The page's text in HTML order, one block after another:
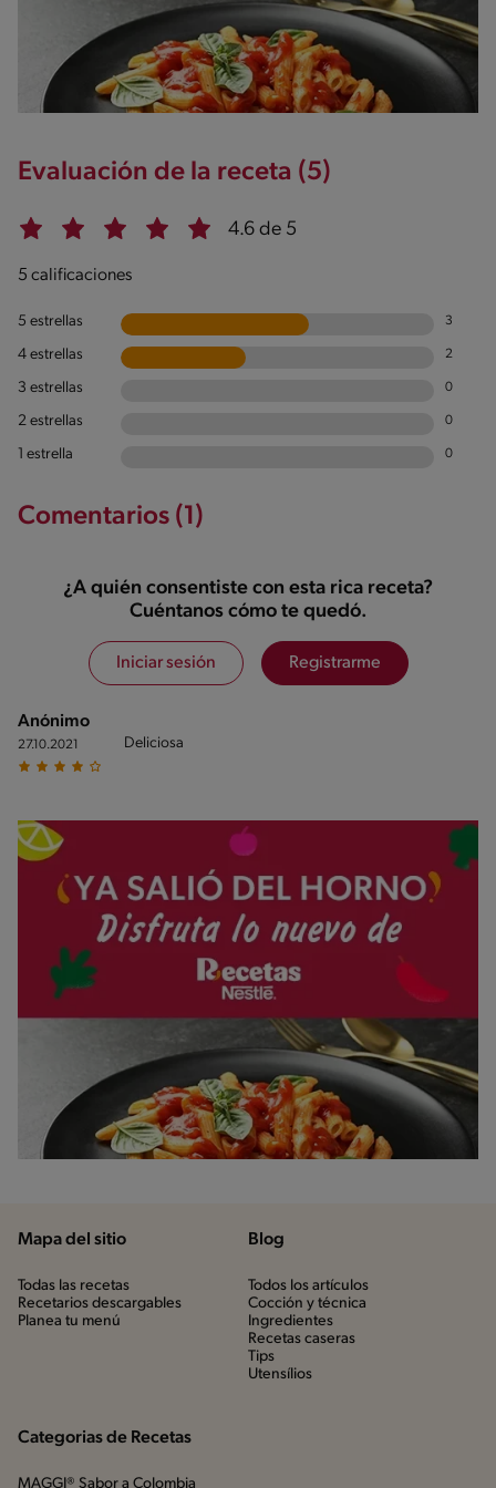
Evaluación de la receta (5)
4.6 de 5
5 calificaciones
5 estrellas 3
4 estrellas 2
3 estrellas 0
2 estrellas 0
1 estrella 0
Comentarios (1)
¿A quién consentiste con esta rica receta?
Cuéntanos cómo te quedó.
Iniciar sesión Registrarme
Anónimo
27.10.2021 Deliciosa
Mapa del sitio
Todas las recetas
Recetarios descargables
Planea tu menú
Blog
Todos los artículos
Cocción y técnica
Ingredientes
Recetas caseras
Tips
Utensílios
Categorias de Recetas
MAGGI® Sabor a Colombia